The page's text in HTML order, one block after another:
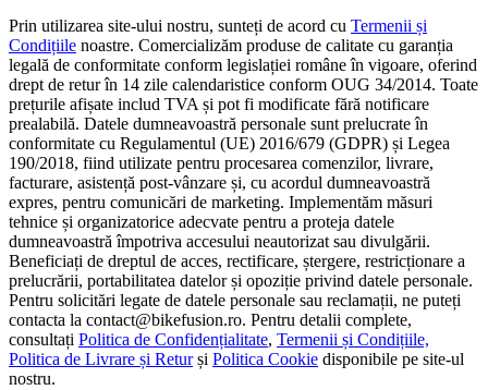
Prin utilizarea site-ului nostru, sunteți de acord cu Termenii și
Condițiile noastre. Comercializăm produse de calitate cu garanția
legală de conformitate conform legislației române în vigoare, oferind
drept de retur în 14 zile calendaristice conform OUG 34/2014. Toate
prețurile afișate includ TVA și pot fi modificate fără notificare
prealabilă. Datele dumneavoastră personale sunt prelucrate în
conformitate cu Regulamentul (UE) 2016/679 (GDPR) și Legea
190/2018, fiind utilizate pentru procesarea comenzilor, livrare,
facturare, asistență post-vânzare și, cu acordul dumneavoastră
expres, pentru comunicări de marketing. Implementăm măsuri
tehnice și organizatorice adecvate pentru a proteja datele
dumneavoastră împotriva accesului neautorizat sau divulgării.
Beneficiați de dreptul de acces, rectificare, ștergere, restricționare a
prelucrării, portabilitatea datelor și opoziție privind datele personale.
Pentru solicitări legate de datele personale sau reclamații, ne puteți
contacta la contact@bikefusion.ro. Pentru detalii complete,
consultați Politica de Confidențialitate, Termenii și Condițiile,
Politica de Livrare și Returși Politica Cookie disponibile pe site-ul
nostru.